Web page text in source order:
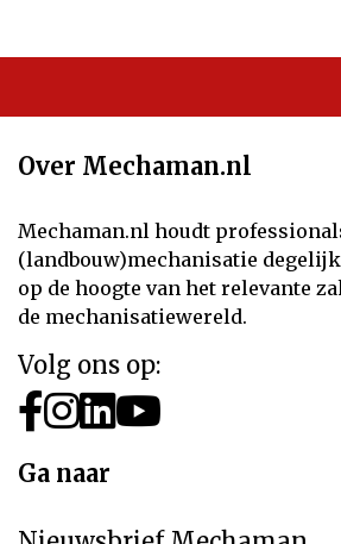
Over Mechaman.nl
Mechaman.nl houdt
(landbouw)mechanisatie
op de hoogte van het relevante
de mechanisatiewereld.
Volg ons op:
Ga naar